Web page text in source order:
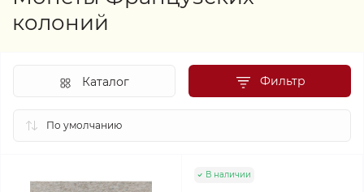
колоний
Фильтр
Каталог
В наличии